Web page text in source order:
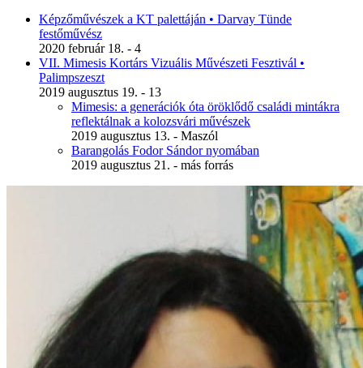
Képzőművészek a KT palettáján • Darvay Tünde
festőművész
2020 február 18. - 4
VII. Mimesis Kortárs Vizuális Művészeti Fesztivál •
Palimpszeszt
2019 augusztus 19. - 13
Mimesis: a generációk óta öröklődő családi mintákra
reflektálnak a kolozsvári művészek
2019 augusztus 13. - Maszól
Barangolás Fodor Sándor nyomában
2019 augusztus 21. - más forrás